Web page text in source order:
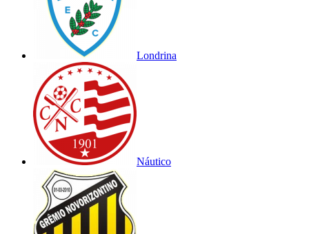
Londrina
Náutico